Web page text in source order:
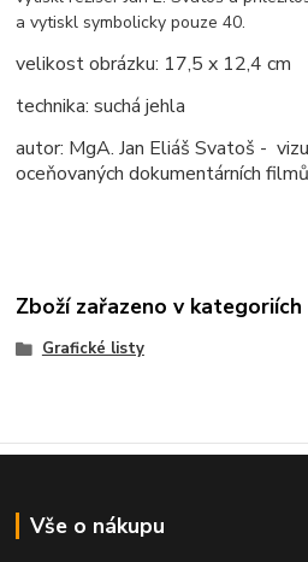
a vytiskl symbolicky pouze 40.
velikost obrázku: 17,5 x 12,4 cm
technika: suchá jehla
autor: MgA. Jan Eliáš Svatoš -
oceňovaných dokumentárních filmů
Zboží zařazeno v kategoriích
Grafické listy
Vše o nákupu